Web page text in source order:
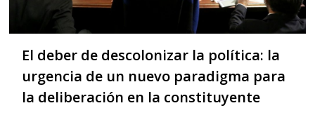
El deber de descolonizar la política: la
urgencia de un nuevo paradigma para
la deliberación en la constituyente